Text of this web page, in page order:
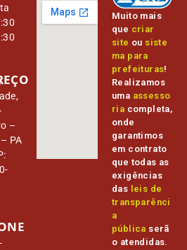
–
PA
Muito mais
que criar
site ou siste
ma para
prefeituras!
Realizamos
uma assesso
ria completa,
onde
garantimos
em contrato
que todas as
exigências
das leis de
transparênci
a
pública serã
o atendidas.